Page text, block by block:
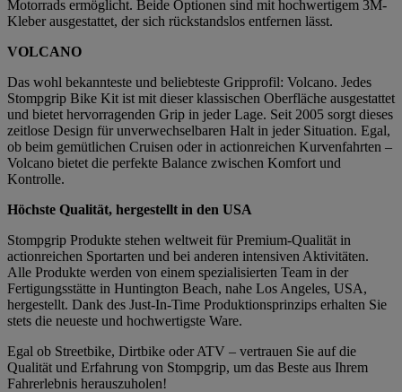
Motorrads ermöglicht. Beide Optionen sind mit hochwertigem 3M-
Kleber ausgestattet, der sich rückstandslos entfernen lässt.
VOLCANO
Das wohl bekannteste und beliebteste Gripprofil: Volcano. Jedes
Stompgrip Bike Kit ist mit dieser klassischen Oberfläche ausgestattet
und bietet hervorragenden Grip in jeder Lage. Seit 2005 sorgt dieses
zeitlose Design für unverwechselbaren Halt in jeder Situation. Egal,
ob beim gemütlichen Cruisen oder in actionreichen Kurvenfahrten –
Volcano bietet die perfekte Balance zwischen Komfort und
Kontrolle.
Höchste Qualität, hergestellt in den USA
Stompgrip Produkte stehen weltweit für Premium-Qualität in
actionreichen Sportarten und bei anderen intensiven Aktivitäten.
Alle Produkte werden von einem spezialisierten Team in der
Fertigungsstätte in Huntington Beach, nahe Los Angeles, USA,
hergestellt. Dank des Just-In-Time Produktionsprinzips erhalten Sie
stets die neueste und hochwertigste Ware.
Egal ob Streetbike, Dirtbike oder ATV – vertrauen Sie auf die
Qualität und Erfahrung von Stompgrip, um das Beste aus Ihrem
Fahrerlebnis herauszuholen!